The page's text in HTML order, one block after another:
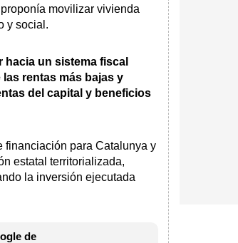
movilizar vivienda
y social.
hacia un sistema fiscal
rentas más bajas y
del capital y beneficios
financiación para Catalunya y
estatal territorializada,
la inversión ejecutada
de